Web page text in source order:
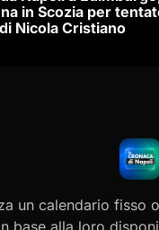
in Scozia per
Nicola Cristiano
un calendario
base alla loro